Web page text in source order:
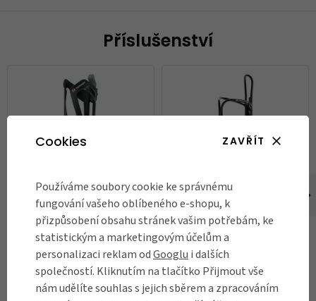
Příslušenství
Košík na láhev SKS Topcage
279 Kč
Skladem
DO KOŠÍKU
Košík na láhev SKS Wirecage
249 Kč
Není skladem
Cookies ZAVŘÍT
Používáme soubory cookie ke správnému
fungování vašeho oblíbeného e-shopu, k
přizpůsobení obsahu stránek vašim potřebám, ke
statistickým a marketingovým účelům a
personalizaci reklam odGooglu i dalších
společností. Kliknutím na tlačítko Přijmout vše
nám udělíte souhlas s jejich sběrem a zpracováním